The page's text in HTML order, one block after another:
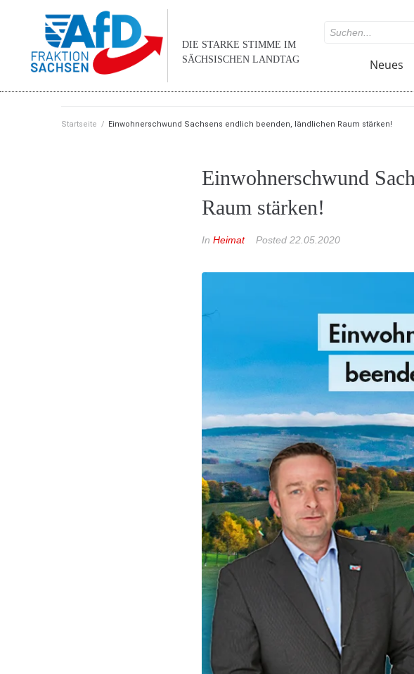
DIE STARKE STIMME IM
SÄCHSISCHEN LANDTAG
Neues
Startseite / Einwohnerschwund Sachsens endlich beenden, ländlichen Raum stärken!
Einwohnerschwund
Raum stärken!
In Heimat Posted 22.05.2020